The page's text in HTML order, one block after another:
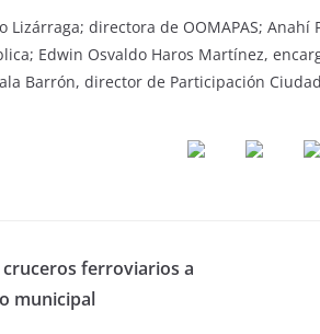
Lizárraga; directora de OOMAPAS;
Edwin Osvaldo Haros Martínez,
Barrón, director de Participación
ferroviarios a
municipal